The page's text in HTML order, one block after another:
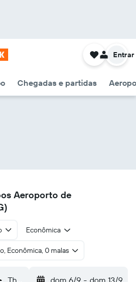
Chegadas e partidas
Entrar
Aeroporto de
Econômica
Econômica, 0 malas
Thargomindah (XTG) dom 6/9 - dom 13/9